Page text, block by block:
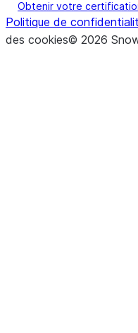
Obtenir votre
Politique de
des cookies© 2026